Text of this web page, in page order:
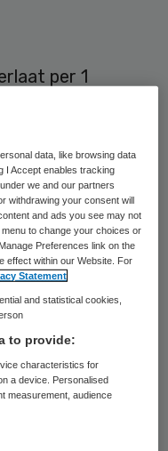
per 1
laat weten
de organisatie
2008
een interim-
per 1
aan te
data, like browsing data
I Accept enables tracking
we and our partners
withdrawing your consent will
and ads you see may not
to change your choices or
Preferences link on the
effect within our Website. For
Statement
and statistical cookies,
to provide:
characteristics for
a device. Personalised
measurement, audience